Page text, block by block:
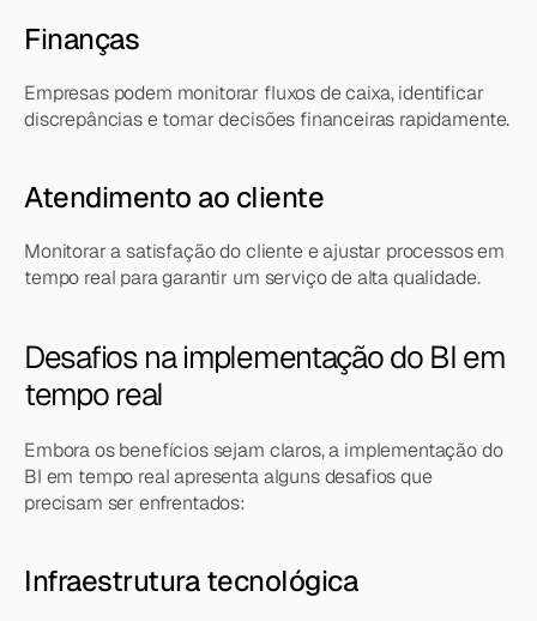
Finanças
Empresas podem monitorar fluxos de caixa, identificar
discrepâncias e tomar decisões financeiras rapidamente.
Atendimento ao cliente
Monitorar a satisfação do cliente e ajustar processos em
tempo real para garantir um serviço de alta qualidade.
Desafios na implementação do BI em
tempo real
Embora os benefícios sejam claros, a implementação do
BI em tempo real apresenta alguns desafios que
precisam ser enfrentados:
Infraestrutura tecnológica